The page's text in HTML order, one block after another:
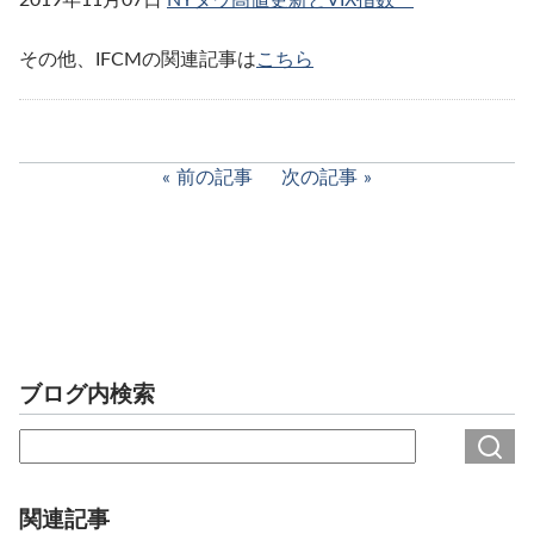
その他、IFCMの関連記事はこちら
前の記事 次の記事
ブログ内検索
関連記事